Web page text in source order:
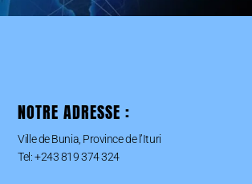
NOTRE ADRESSE :
Ville de Bunia, Province de l’Ituri
Tel: +243 819 374 324